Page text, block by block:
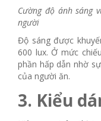
Cường độ ánh sáng
người
Độ sáng được
600 lux. Ở mức
phần hấp dẫn nhờ
của người ăn.
3. Kiểu